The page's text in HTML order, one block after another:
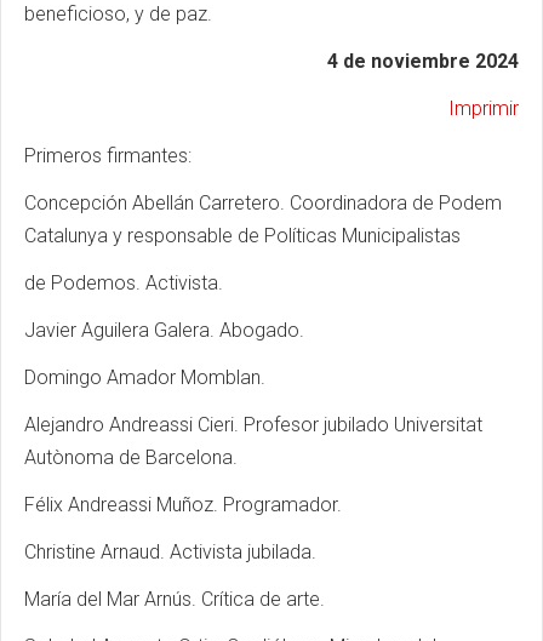
beneficioso, y de paz.
4 de noviembre 2024
Imprimir
Primeros firmantes:
Concepción Abellán Carretero. Coordinadora de Podem
Catalunya y responsable de Políticas Municipalistas
de Podemos. Activista.
Javier Aguilera Galera. Abogado.
Domingo Amador Momblan.
Alejandro Andreassi Cieri. Profesor jubilado Universitat
Autònoma de Barcelona.
Félix Andreassi Muñoz. Programador.
Christine Arnaud. Activista jubilada.
María del Mar Arnús. Crítica de arte.